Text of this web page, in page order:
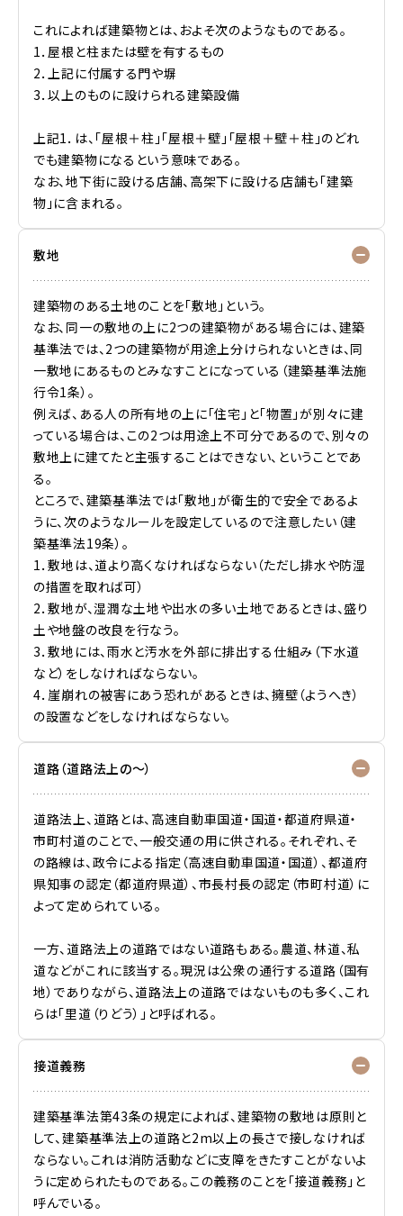
これによれば建築物とは、およそ次のようなものである。
1．屋根と柱または壁を有するもの
2．上記に付属する門や塀
3．以上のものに設けられる建築設備
上記1．は、「屋根＋柱」「屋根＋壁」「屋根＋壁＋柱」のどれ
でも建築物になるという意味である。
なお、地下街に設ける店舗、高架下に設ける店舗も「建築
物」に含まれる。
敷地
建築物のある土地のことを「敷地」という。
なお、同一の敷地の上に2つの建築物がある場合には、建築
基準法では、2つの建築物が用途上分けられないときは、同
一敷地にあるものとみなすことになっている（建築基準法施
行令1条）。
例えば、ある人の所有地の上に「住宅」と「物置」が別々に建
っている場合は、この2つは用途上不可分であるので、別々の
敷地上に建てたと主張することはできない、ということであ
る。
ところで、建築基準法では「敷地」が衛生的で安全であるよ
うに、次のようなルールを設定しているので注意したい（建
築基準法19条）。
1．敷地は、道より高くなければならない（ただし排水や防湿
の措置を取れば可）
2．敷地が、湿潤な土地や出水の多い土地であるときは、盛り
土や地盤の改良を行なう。
3．敷地には、雨水と汚水を外部に排出する仕組み（下水道
など）をしなければならない。
4．崖崩れの被害にあう恐れがあるときは、擁壁（ようへき）
の設置などをしなければならない。
道路（道路法上の～）
道路法上、道路とは、高速自動車国道・国道・都道府県道・
市町村道のことで、一般交通の用に供される。それぞれ、そ
の路線は、政令による指定（高速自動車国道・国道）、都道府
県知事の認定（都道府県道）、市長村長の認定（市町村道）に
よって定められている。
一方、道路法上の道路ではない道路もある。農道、林道、私
道などがこれに該当する。現況は公衆の通行する道路（国有
地）でありながら、道路法上の道路ではないものも多く、これ
らは「里道（りどう）」と呼ばれる。
接道義務
建築基準法第43条の規定によれば、建築物の敷地は原則と
して、建築基準法上の道路と2m以上の長さで接しなければ
ならない。これは消防活動などに支障をきたすことがないよ
うに定められたものである。この義務のことを「接道義務」と
呼んでいる。